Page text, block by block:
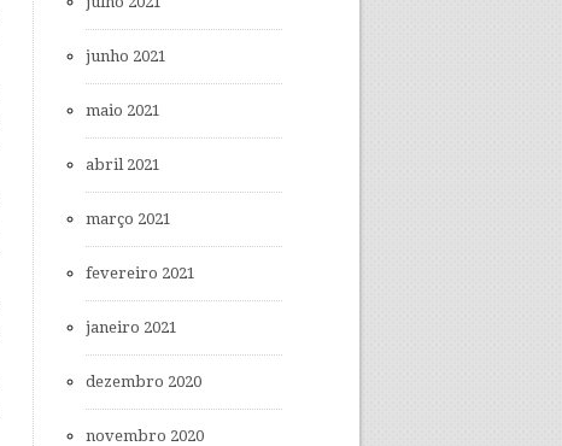
junho 2021
maio 2021
abril 2021
março 2021
fevereiro 2021
janeiro 2021
dezembro 2020
novembro 2020